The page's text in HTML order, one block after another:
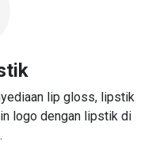
lip gloss, lipstik
logo dengan lipstik di